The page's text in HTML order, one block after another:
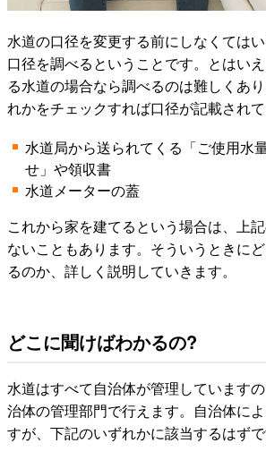
水道の口径を変更する前にしなくては
口径を調べるということです。とはい
る水道の場合なら調べるのは難しくあ
れかをチェックすれば口径が記載されて
水道局から送られてくる「ご使用水
せ」や領収書
水道メーターの蓋
これから家を建てるという場合は、上
ないこともあります。そういうときに
るのか、詳しく説明していきます。
どこに聞けばわかるの?
水道はすべて自治体が管理しています
治体の管理部門で行えます。自治体に
すが、下記のいずれかに該当するはずで